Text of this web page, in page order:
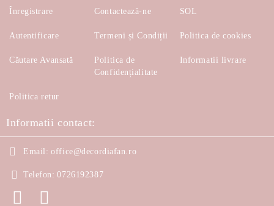
Înregistrare
Autentificare
Căutare Avansată
Contactează-ne
Termeni și Condiții
Politica de
Confidențialitate
SOL
Politica de cookies
Informatii livrare
Politica retur
Informatii contact:
Email: office@decordiafan.ro
Telefon: 0726192387